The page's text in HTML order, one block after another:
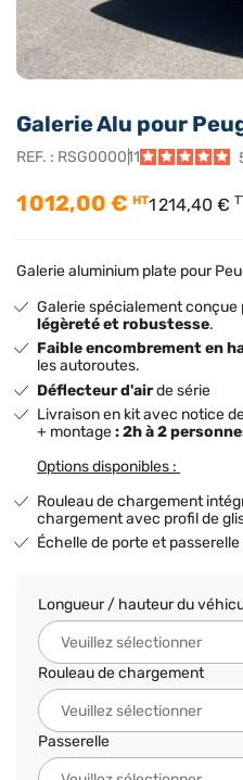
Galerie Alu pour
REF. : RSG000011
1 012,00 € HT1 214,40 €
Galerie aluminium plate pour
Galerie spécialement
légèreté et robustesse.
Faible encombrement en
les autoroutes.
Déflecteur d'airde série
Livraison en kit avec notice
+ montage: 2h à 2
Options disponibles :
Rouleau de chargement
chargement avec profil de
Échelle de porte et
Longueur / hauteur du
Rouleau de chargement
Passerelle